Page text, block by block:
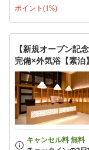
ポイント(1%)
【新規オープン記
完備×外気浴【素泊